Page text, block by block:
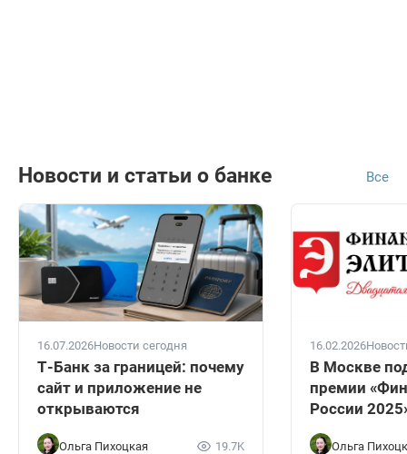
Новости и статьи о банке Все
16.07.2026Новости сегодня
Т-Банк за границей: почему
сайт и приложение не
открываются
Ольга Пихоцкая 19.7K
16.02.2026
В Москве
премии
России
Ольга